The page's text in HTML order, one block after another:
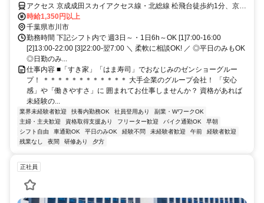
シフトの相談は柔軟に相談OK♪Wワークも歓迎します!ライフスタイルに
合わせて活躍したい方にピッタリ◎ゼンショーグループのサービスのノ
ウハウを活かしたレクリエーションは、種類が豊富＆ユニークなのが自
慢♪利用者さまの笑顔や思い出づくりに貢献しやすい環境づくりをバック
アップします。
アクセス 京成成田スカイアクセス線・北総線 松飛台徒歩約1分、京成
成田スカイアクセス線・北総線 大町（千葉県）徒歩約18分、ＪＲ武
蔵野線 東松戸東口徒歩約19分
時給1,350円以上
千葉県市川市
勤務時間 下記シフト内で 週3日～・1日6h～OK [1]7:00-16:00
[2]13:00-22:00 [3]22:00-翌7:00 ＼ 柔軟に相談OK! ／ ◎平日のみもOK
◎日勤のみ...
仕事内容 ■「すき家」「はま寿司」でおなじみのゼンショーグルー
プ！ ＊＊＊＊＊＊＊＊＊＊＊＊ 大手企業のグループ会社！ 「安心
感」や「働きやすさ」に 囲まれてお仕事しませんか？ 資格があれば
未経験の...
業界未経験者歓迎 扶養内勤務OK 社員登用あり
副業・WワークOK
主婦・主夫歓迎
資格取得支援あり フリーター歓迎 バイク通勤OK
早朝
シフト自由
車通勤OK 平日のみOK 経験不問 未経験者歓迎 午前
経験者歓迎
残業なし
夜間 研修あり 夕方
正社員